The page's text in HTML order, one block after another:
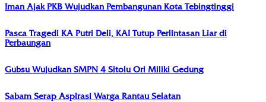
Iman Ajak PKB Wujudkan Pembangunan Kota Tebingtinggi
Pasca Tragedi KA Putri Deli, KAI Tutup Perlintasan Liar di
Perbaungan
Gubsu Wujudkan SMPN 4 Sitolu Ori Miliki Gedung
Sabam Serap Aspirasi Warga Rantau Selatan